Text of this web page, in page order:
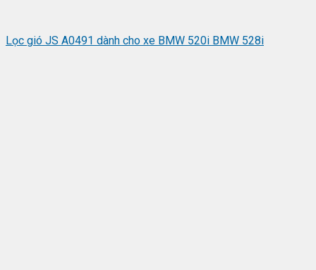
Lọc gió JS A0491 dành cho xe BMW 520i BMW 528i